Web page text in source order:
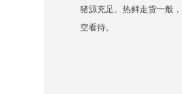
猪源充足。热鲜走货一般
空看待。